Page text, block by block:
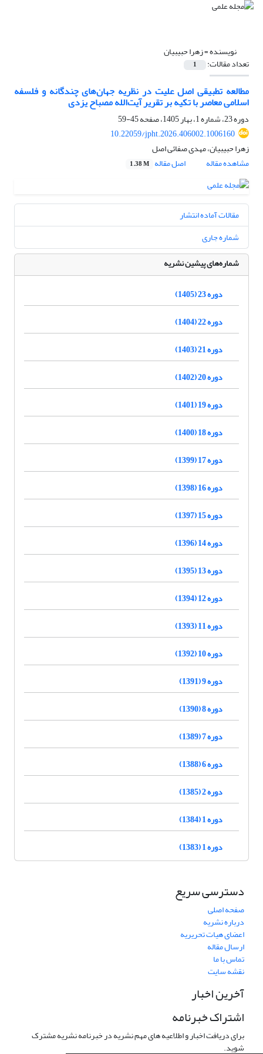
نویسنده =زهرا حبیبیان
تعداد مقالات: 1
مطالعه تطبیقی اصل علیت در نظریه‌ جهان‌های چندگانه و فلسفه
اسلامی معاصر با تکیه بر تقریر آیت‌الله مصباح یزدی
دوره 23، شماره 1، بهار 1405، صفحه
45-59
10.22059/jpht.2026.406002.1006160
زهرا حبیبیان، مهدی صفائی اصل
مشاهده مقاله
اصل مقاله 1.38 M
مقالات آماده انتشار
شماره جاری
شماره‌های پیشین نشریه
دوره 23 (1405)
دوره 22 (1404)
دوره 21 (1403)
دوره 20 (1402)
دوره 19 (1401)
دوره 18 (1400)
دوره 17 (1399)
دوره 16 (1398)
دوره 15 (1397)
دوره 14 (1396)
دوره 13 (1395)
دوره 12 (1394)
دوره 11 (1393)
دوره 10 (1392)
دوره 9 (1391)
دوره 8 (1390)
دوره 7 (1389)
دوره 6 (1388)
دوره 2 (1385)
دوره 1 (1384)
دوره 1 (1383)
دسترسی سریع
صفحه اصلی
درباره نشریه
اعضای هیات تحریریه
ارسال مقاله
تماس با ما
نقشه سایت
آخرین اخبار
اشتراک خبرنامه
برای دریافت اخبار و اطلاعیه های مهم نشریه در خبرنامه نشریه مشترک
شوید.